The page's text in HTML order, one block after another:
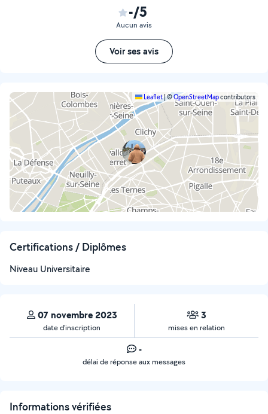
-/5
Aucun avis
Voir ses avis
Leaflet|©OpenStreetMapcontributors
Certifications / Diplômes
Niveau Universitaire
07 novembre 2023
date d’inscription
3
mises en relation
-
délai de réponse aux messages
Informations vérifiées